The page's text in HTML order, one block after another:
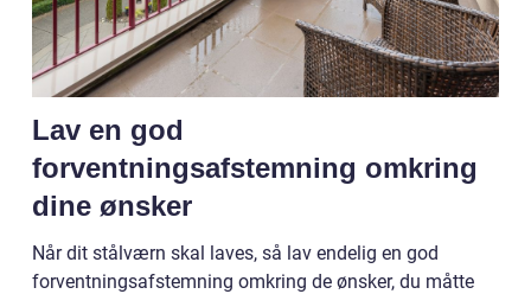
Lav en god
forventningsafstemning omkring
dine ønsker
Når dit stålværn skal laves, så lav endelig en god
forventningsafstemning omkring de ønsker, du måtte